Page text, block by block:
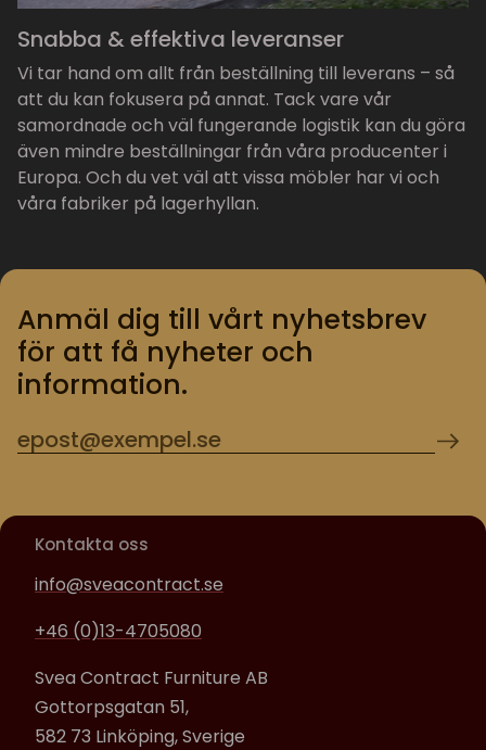
Snabba & effektiva leveranser
Vi tar hand om allt från beställning till leverans – så
att du kan fokusera på annat. Tack vare vår
samordnade och väl fungerande logistik kan du göra
även mindre beställningar från våra producenter i
Europa. Och du vet väl att vissa möbler har vi och
våra fabriker på lagerhyllan.
Anmäl dig till vårt nyhetsbrev
för att få nyheter och
information.
Kontakta oss
info@sveacontract.se
+46 (0)13-4705080
Svea Contract Furniture AB
Gottorpsgatan 51,
582 73 Linköping, Sverige